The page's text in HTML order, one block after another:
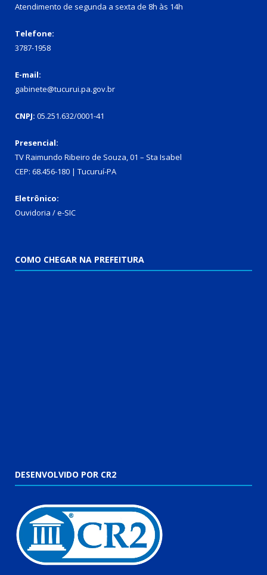
Atendimento de segunda a sexta de 8h às 14h
Telefone:
3787-1958
E-mail:
gabinete@tucurui.pa.gov.br
CNPJ: 05.251.632/0001-41
Presencial:
TV Raimundo Ribeiro de Souza, 01 – Sta Isabel
CEP: 68.456-180 | Tucuruí-PA
Eletrônico:
Ouvidoria /e-SIC
COMO CHEGAR NA PREFEITURA
DESENVOLVIDO POR CR2